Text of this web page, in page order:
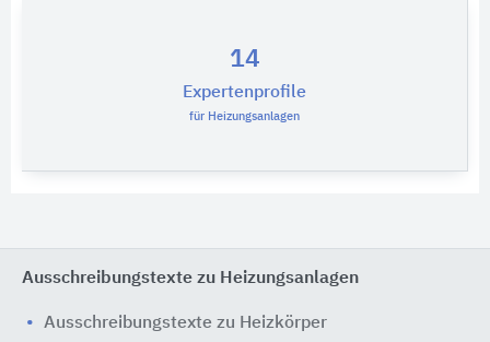
14
Expertenprofile
für Heizungsanlagen
Ausschreibungstexte zu Heizungsanlagen
Ausschreibungstexte zu Heizkörper